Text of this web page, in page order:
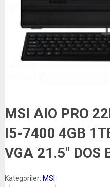
MSI AIO PRO
I5-7400 4GB
VGA 21.5″ DOS
Kategoriler: MSI